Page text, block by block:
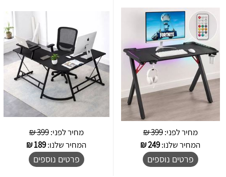
מחיר לפני:399 ₪
המחיר שלנו:249
₪
פרטים נוספים
מחיר לפני:399 ₪
המחיר שלנו:189
₪
פרטים נוספים